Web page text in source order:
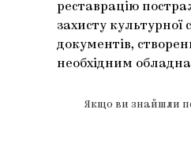
реставрацію
захисту
документів,
необхідним
Якщо ви знайшли